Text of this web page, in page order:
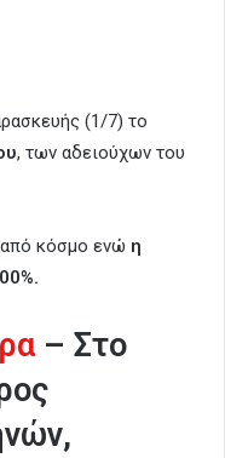
(1/7) το
, των αδειούχων του
από κόσμο ενώ η
– Στο